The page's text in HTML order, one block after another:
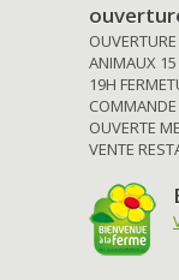
ANIMAUX 15
19H
OUVERTE
VENTE